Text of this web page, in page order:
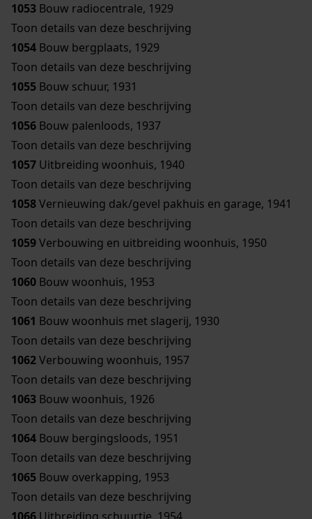
1053 Bouw radiocentrale, 1929
Toon details van deze beschrijving
1054 Bouw bergplaats, 1929
Toon details van deze beschrijving
1055 Bouw schuur, 1931
Toon details van deze beschrijving
1056 Bouw palenloods, 1937
Toon details van deze beschrijving
1057 Uitbreiding woonhuis, 1940
Toon details van deze beschrijving
1058Vernieuwing dak/gevel pakhuis en garage, 1941
Toon details van deze beschrijving
1059Verbouwing en uitbreiding woonhuis, 1950
Toon details van deze beschrijving
1060 Bouw woonhuis, 1953
Toon details van deze beschrijving
1061 Bouw woonhuis met slagerij, 1930
Toon details van deze beschrijving
1062Verbouwing woonhuis, 1957
Toon details van deze beschrijving
1063 Bouw woonhuis, 1926
Toon details van deze beschrijving
1064 Bouw bergingsloods, 1951
Toon details van deze beschrijving
1065 Bouw overkapping, 1953
Toon details van deze beschrijving